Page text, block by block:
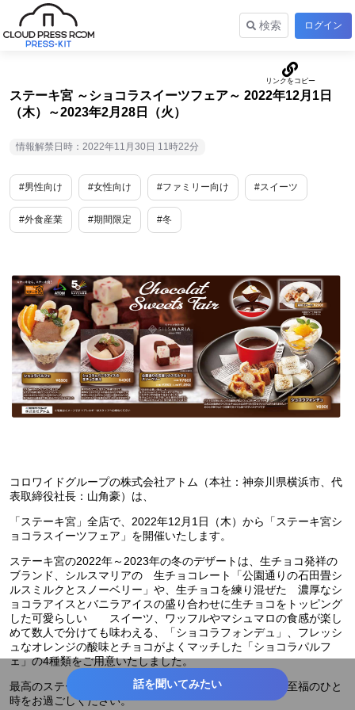
検索 ログイン
ステーキ宮 ～ショコラスイーツフェア～ 2022年12月1日
（木）～2023年2月28日（火）
情報解禁日時：2022年11月30日 11時22分
#男性向け #女性向け #ファミリー向け #スイーツ
#外食産業 #期間限定 #冬
コロワイドグループの株式会社アトム（本社：神奈川県横浜市、代
表取締役社長：山角豪）は、
「ステーキ宮」全店で、2022年12月1日（木）から「ステーキ宮シ
ョコラスイーツフェア」を開催いたします。
ステーキ宮の2022年～2023年の冬のデザートは、生チョコ発祥の
ブランド、シルスマリアの 生チョコレート「公園通りの石田畳シ
ルスミルクとスノーベリー」や、生チョコを練り混ぜた 濃厚なシ
ョコラアイスとバニラアイスの盛り合わせに生チョコをトッピング
した可愛らしい スイーツ、ワッフルやマシュマロの食感が楽し
めて数人で分けても味わえる、「ショコラフォンデュ」、フレッシ
ュなオレンジの酸味とチョコがよくマッチした「ショコラパルフ
ェ」の4種類をご用意いたしました。
最高のステーキから始まり、食後には最高のスイーツで至福のひと
時をお過ごしください。
話を聞いてみたい